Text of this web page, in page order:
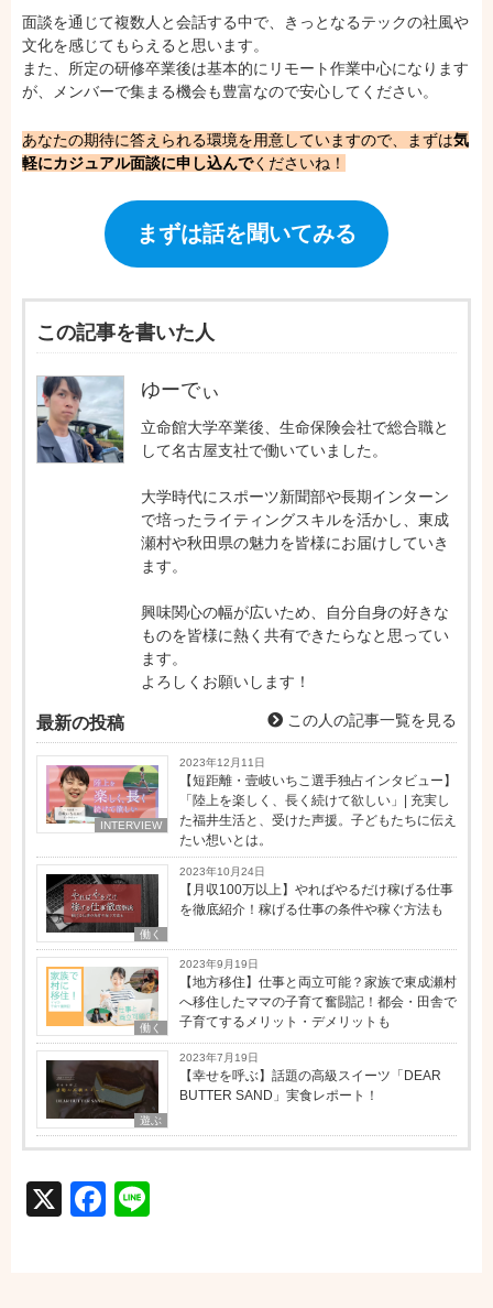
面談を通じて複数人と会話する中で、きっとなるテックの社風や
文化を感じてもらえると思います。
また、所定の研修卒業後は基本的にリモート作業中心になります
が、メンバーで集まる機会も豊富なので安心してください。
あなたの期待に答えられる環境を用意していますので、まずは気
軽にカジュアル面談に申し込んでくださいね！
まずは話を聞いてみる
この記事を書いた人
ゆーでぃ
立命館大学卒業後、生命保険会社で総合職と
して名古屋支社で働いていました。
大学時代にスポーツ新聞部や長期インターン
で培ったライティングスキルを活かし、東成
瀬村や秋田県の魅力を皆様にお届けしていき
ます。
興味関心の幅が広いため、自分自身の好きな
ものを皆様に熱く共有できたらなと思ってい
ます。
よろしくお願いします！
最新の投稿 この人の記事一覧を見る
INTERVIEW
2023年12月11日
【短距離・壹岐いちこ選手独占インタビュー】
「陸上を楽しく、長く続けて欲しい」| 充実し
た福井生活と、受けた声援。子どもたちに伝え
たい想いとは。
働く
2023年10月24日
【月収100万以上】やればやるだけ稼げる仕事
を徹底紹介！稼げる仕事の条件や稼ぐ方法も
働く
2023年9月19日
【地方移住】仕事と両立可能？家族で東成瀬村
へ移住したママの子育て奮闘記！都会・田舎で
子育てするメリット・デメリットも
遊ぶ
2023年7月19日
【幸せを呼ぶ】話題の高級スイーツ「DEAR
BUTTER SAND」実食レポート！
X Facebook